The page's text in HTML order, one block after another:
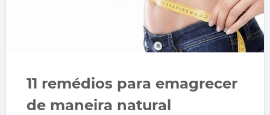
11 remédios para emagrecer
de maneira natural